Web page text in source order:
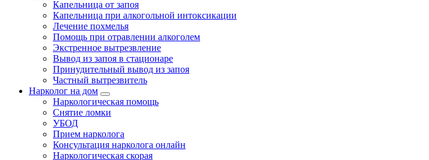
Капельница от запоя
Капельница при алкогольной интоксикации
Лечение похмелья
Помощь при отравлении алкоголем
Экстренное вытрезвление
Вывод из запоя в стационаре
Принудительный вывод из запоя
Частный вытрезвитель
Нарколог на дом
Наркологическая помощь
Снятие ломки
УБОД
Прием нарколога
Консультация нарколога онлайн
Наркологическая скорая